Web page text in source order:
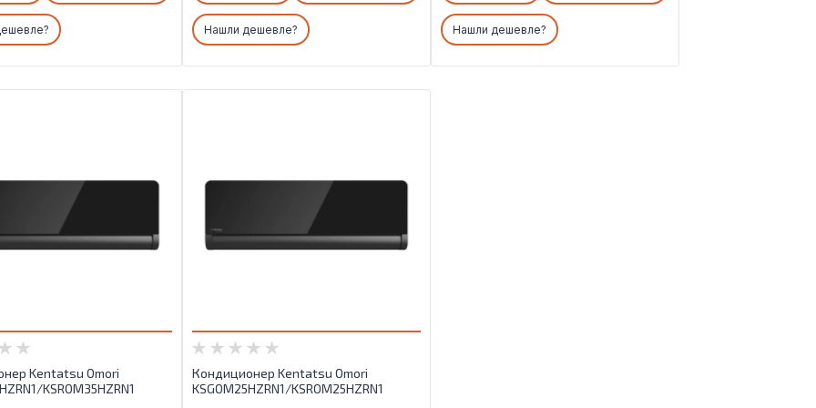
режимы работы:
/ нагрев
Основные режимы работы:
Охлаждение / нагрев
Нашли дешевле?
Основные режимы работы:
Охлаждение / нагрев
Нашли дешевле?
Kentatsu Omori
KSROM35HZRN1
Кондиционер Kentatsu Omori
KSGOM25HZRN1/KSROM25HZRN1